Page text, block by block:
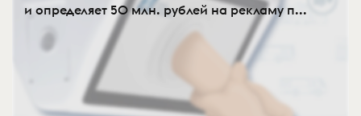
и определяет 50 млн. рублей на рекламу п...